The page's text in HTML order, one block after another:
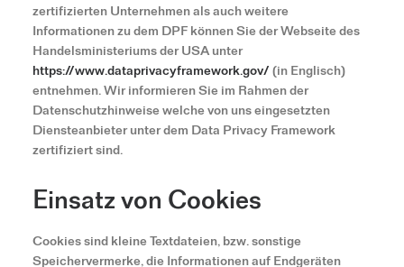
zertifizierten Unternehmen als auch weitere
Informationen zu dem DPF können Sie der Webseite des
Handelsministeriums der USA unter
https://www.dataprivacyframework.gov/ (in Englisch)
entnehmen. Wir informieren Sie im Rahmen der
Datenschutzhinweise welche von uns eingesetzten
Diensteanbieter unter dem Data Privacy Framework
zertifiziert sind.
Einsatz von Cookies
Cookies sind kleine Textdateien, bzw. sonstige
Speichervermerke, die Informationen auf Endgeräten